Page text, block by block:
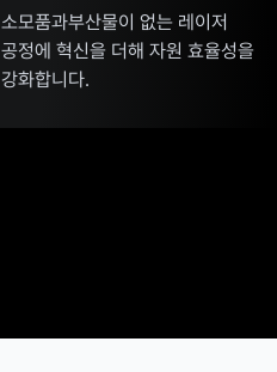
소모품과부산물이 없는 레이저
공정에 혁신을 더해 자원 효율성을
강화합니다.